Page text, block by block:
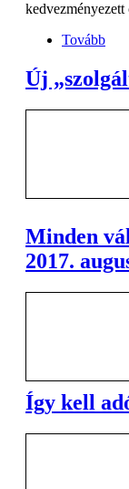
kedvezményezett
Tovább
Új
Minden
2017.
Így kell